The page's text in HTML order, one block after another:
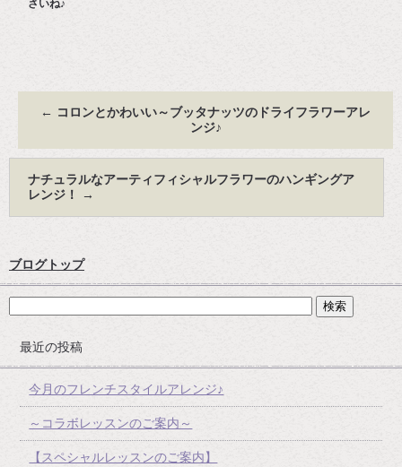
さいね♪
← コロンとかわいい～ブッタナッツのドライフラワーアレ
ンジ♪
ナチュラルなアーティフィシャルフラワーのハンギングア
レンジ！
→
ブログトップ
最近の投稿
今月のフレンチスタイルアレンジ♪
～コラボレッスンのご案内～
【スペシャルレッスンのご案内】